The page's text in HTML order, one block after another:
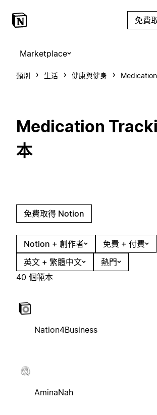
免費
Marketplace
類別 生活 健康與健身
Medication
本
免費取得 Notion
Notion + 創作者
免費 + 付費
英文 + 繁體中文
熱門
40 個範本
Nation4Business
AminaNah